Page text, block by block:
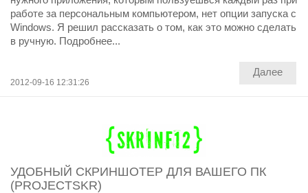
работе за персональным компьютером, нет опции запуска с
Windows. Я решил рассказать о том, как это можно сделать
в ручную. Подробнее...
2012-09-16 12:31:26
Далее
УДОБНЫЙ СКРИНШОТЕР ДЛЯ ВАШЕГО ПК
(PROJECTSKR)